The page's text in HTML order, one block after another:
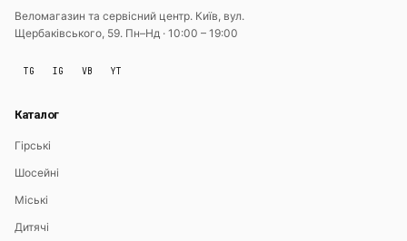
Веломагазин та сервісний центр. Київ, вул.
Щербаківського, 59. Пн–Нд · 10:00 – 19:00
TG IG VB YT
Каталог
Гірські
Шосейні
Міські
Дитячі